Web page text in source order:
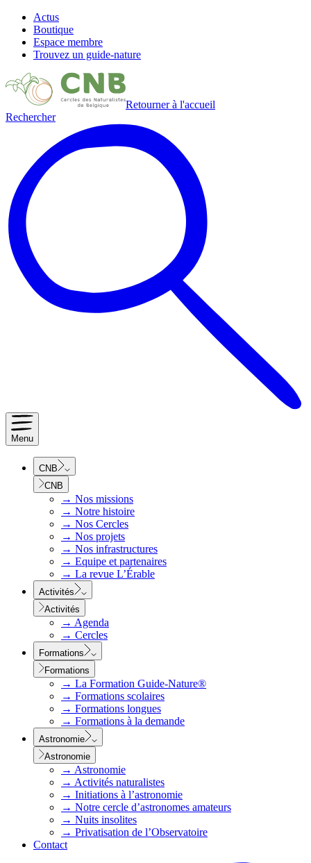
Actus
Boutique
Espace membre
Trouvez un guide-nature
Retourner à l'accueil
Rechercher
Menu
CNB
CNB
→ Nos missions
→ Notre histoire
→ Nos Cercles
→ Nos projets
→ Nos infrastructures
→ Equipe et partenaires
→ La revue L’Érable
Activités
Activités
→ Agenda
→ Cercles
Formations
Formations
→ La Formation Guide-Nature®
→ Formations scolaires
→ Formations longues
→ Formations à la demande
Astronomie
Astronomie
→ Astronomie
→ Activités naturalistes
→ Initiations à l’astronomie
→ Notre cercle d’astronomes amateurs
→ Nuits insolites
→ Privatisation de l’Observatoire
Contact